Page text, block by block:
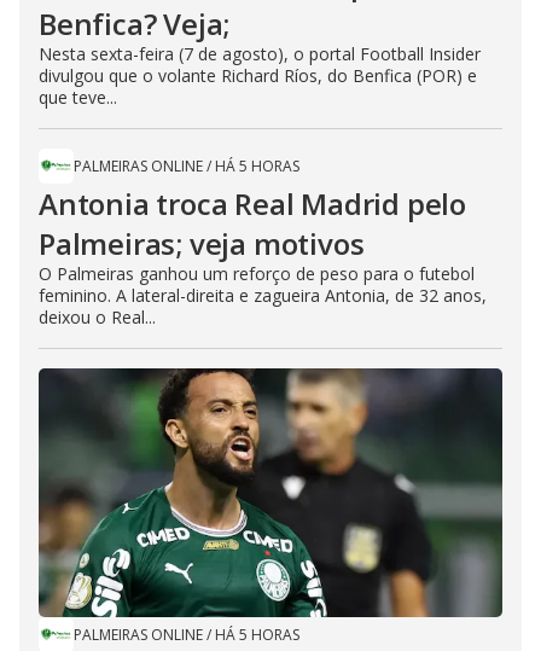
Benfica? Veja;
Nesta sexta-feira (7 de agosto), o portal Football Insider
divulgou que o volante Richard Ríos, do Benfica (POR) e
que teve...
PALMEIRAS ONLINE/ HÁ 5 HORAS
Antonia troca Real Madrid pelo
Palmeiras; veja motivos
O Palmeiras ganhou um reforço de peso para o futebol
feminino. A lateral-direita e zagueira Antonia, de 32 anos,
deixou o Real...
PALMEIRAS ONLINE/ HÁ 5 HORAS